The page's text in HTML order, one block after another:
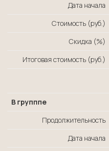
Дата начала
Стоимость (руб.)
Скидка (%)
Итоговая стоимость (руб.)
В групппе
Продолжительность
Дата начала